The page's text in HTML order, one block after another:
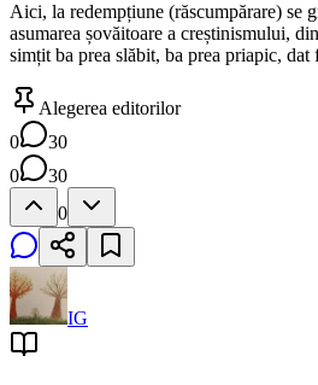
Aici, la redempțiune (răscumpărare) se
asumarea șovăitoare a creștinismului,
simțit ba prea slăbit, ba prea priapic,
Alegerea editorilor
0
30
0
30
0
IG